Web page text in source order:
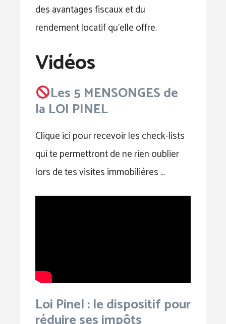
des avantages fiscaux et du
rendement locatif qu’elle offre.
Vidéos
Les 5 MENSONGES de
la LOI PINEL
Clique ici pour recevoir les check-lists
qui te permettront de ne rien oublier
lors de tes visites immobilières …
Loi Pinel : le dispositif pour